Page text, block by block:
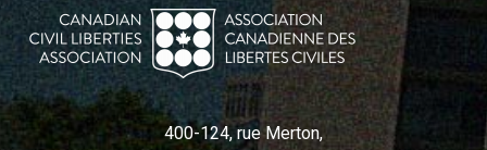
400-124, rue Merton,